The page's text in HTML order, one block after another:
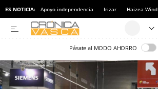
ES NOTICIA: Apoyo independencia Irizar Haizea Wind
Pásate al MODO AHORRO